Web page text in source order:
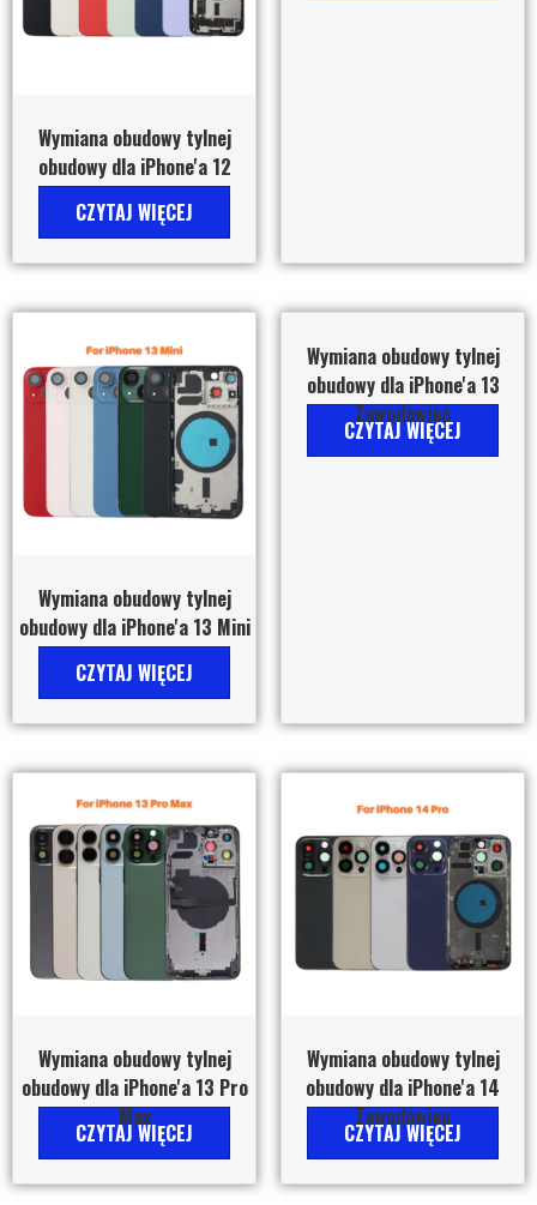
Wymiana obudowy tylnej
obudowy dla iPhone'a 12
CZYTAJ WIĘCEJ
Wymiana obudowy tylnej
obudowy dla iPhone'a 13 Mini
CZYTAJ WIĘCEJ
Wymiana obudowy tylnej
obudowy dla iPhone'a 13
Zawodowiec
CZYTAJ WIĘCEJ
Wymiana obudowy tylnej
obudowy dla iPhone'a 13 Pro
Max
CZYTAJ WIĘCEJ
Wymiana obudowy tylnej
obudowy dla iPhone'a 14
Zawodowiec
CZYTAJ WIĘCEJ